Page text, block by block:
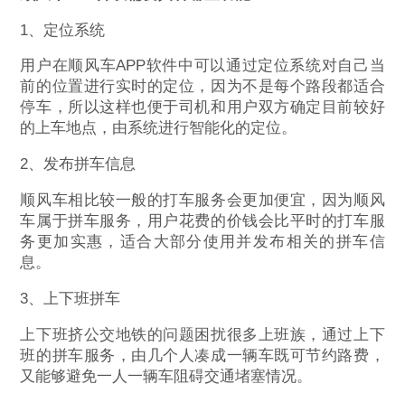
1、定位系统
用户在顺风车APP软件中可以通过定位系统对自己当
前的位置进行实时的定位，因为不是每个路段都适合
停车，所以这样也便于司机和用户双方确定目前较好
的上车地点，由系统进行智能化的定位。
2、发布拼车信息
顺风车相比较一般的打车服务会更加便宜，因为顺风
车属于拼车服务，用户花费的价钱会比平时的打车服
务更加实惠，适合大部分使用并发布相关的拼车信
息。
3、上下班拼车
上下班挤公交地铁的问题困扰很多上班族，通过上下
班的拼车服务，由几个人凑成一辆车既可节约路费，
又能够避免一人一辆车阻碍交通堵塞情况。